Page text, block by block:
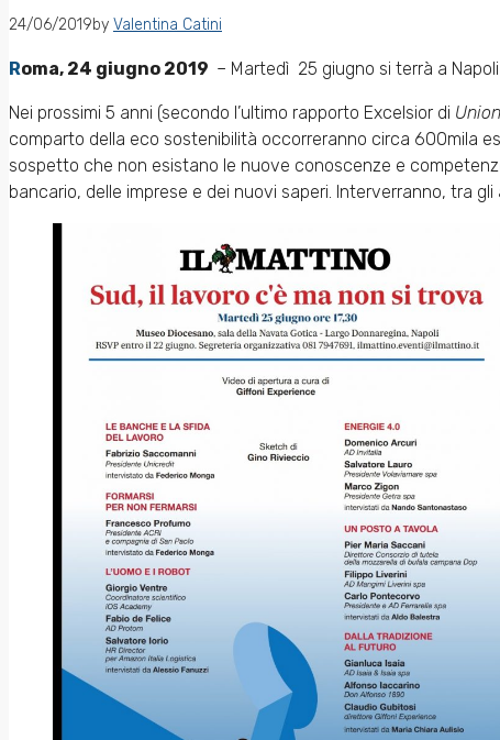
24/06/2019by Valentina Catini
Roma, 24 giugno 2019 – Martedì 25 giugno si terrà a
Nei prossimi 5 anni (secondo l’ultimo rapporto Excelsior di
comparto della eco sostenibilità occorreranno circa 600mila
sospetto che non esistano le nuove conoscenze e
bancario, delle imprese e dei nuovi saperi. Interverranno, tra